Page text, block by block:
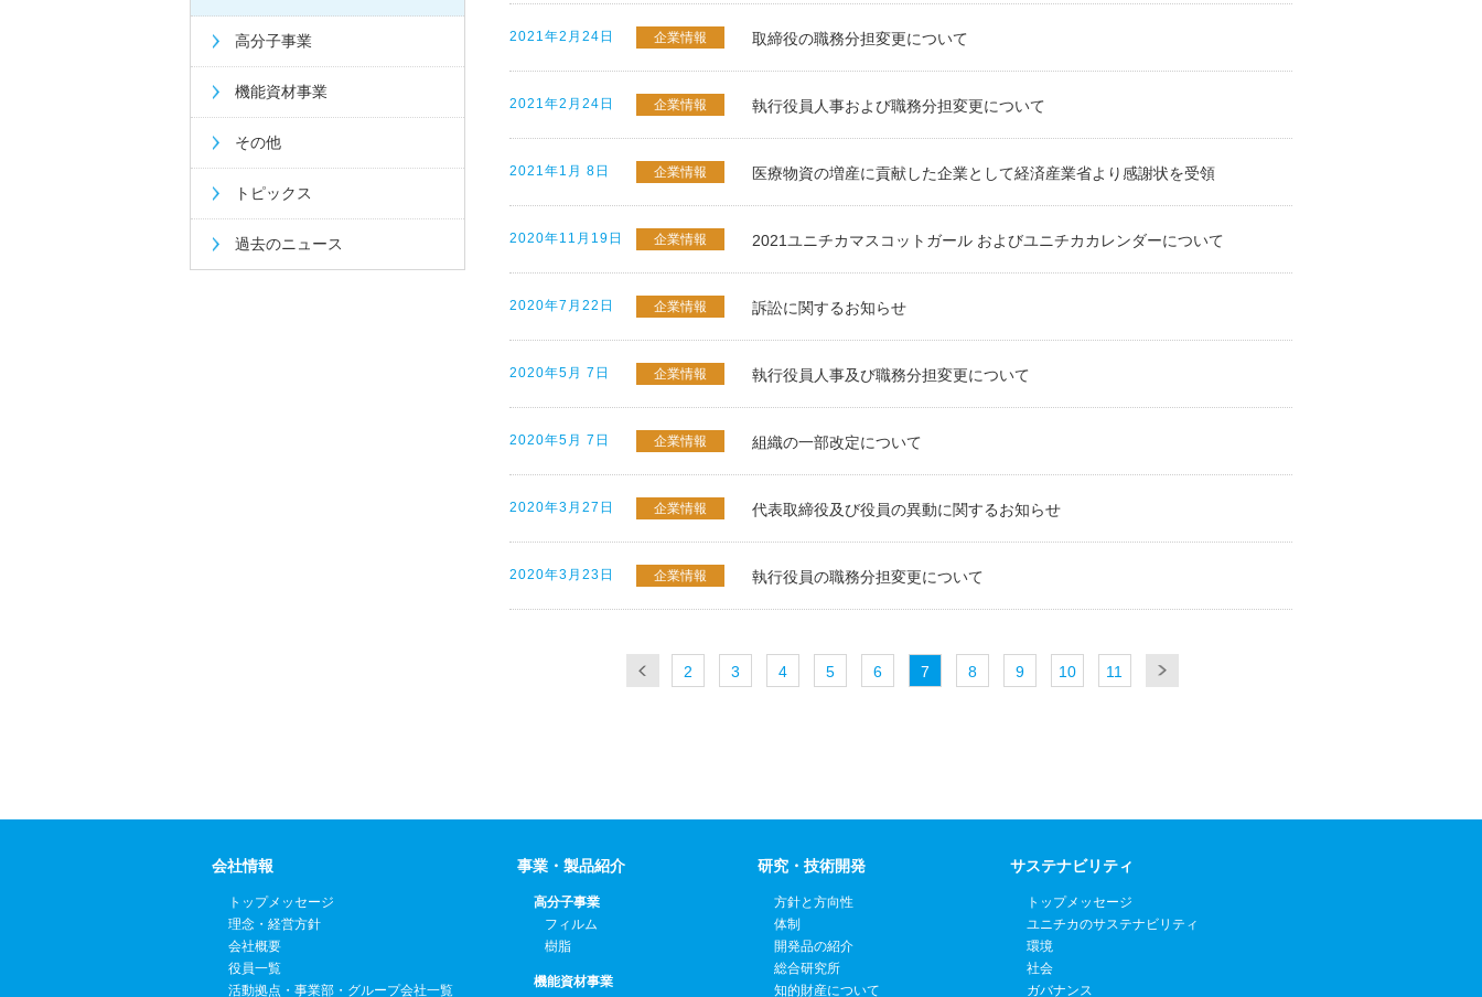
2021年2月24日 企業情報 取締役の職務分担変更について
2021年2月24日 企業情報 執行役員人事および職務分担変更について
2021年1月 8日 企業情報 医療物資の増産に貢献した企業として経済産業省より感謝状を受領
2020年11月19日 企業情報 2021ユニチカマスコットガール およびユニチカカレンダーについて
2020年7月22日 企業情報 訴訟に関するお知らせ
2020年5月 7日 企業情報 執行役員人事及び職務分担変更について
2020年5月 7日 企業情報 組織の一部改定について
2020年3月27日 企業情報 代表取締役及び役員の異動に関するお知らせ
2020年3月23日 企業情報 執行役員の職務分担変更について
2 3 4 5 6 7 8 9 10 11
高分子事業
機能資材事業
その他
トピックス
過去のニュース
会社情報
トップメッセージ
理念・経営方針
会社概要
役員一覧
活動拠点・事業部・グループ会社一覧
事業・製品紹介
高分子事業
フィルム
樹脂
機能資材事業
研究・技術開発
方針と方向性
体制
開発品の紹介
総合研究所
知的財産について
サステナビリティ
トップメッセージ
ユニチカのサステナビリティ
環境
社会
ガバナンス